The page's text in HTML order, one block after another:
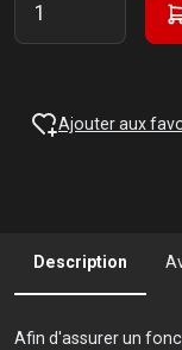
Ajouter aux
Description
Afin d'assurer un